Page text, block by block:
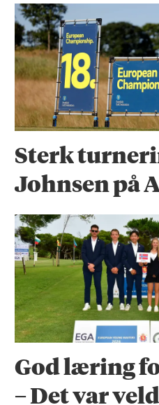
Sterk
Johnsen på
God læring
– Det var